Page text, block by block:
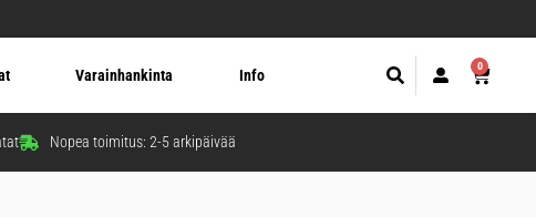
Varainhankinta Info
0
Nopea toimitus: 2-5 arkipäivää